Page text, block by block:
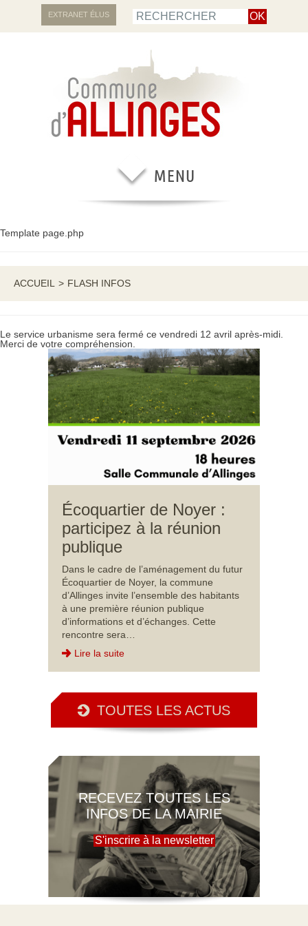
EXTRANET ÉLUS
Template page.php
ACCUEIL > FLASH INFOS
Le service urbanisme sera fermé ce vendredi 12 avril après-midi.
Merci de votre compréhension.
Écoquartier de Noyer :
participez à la réunion
publique
Dans le cadre de l’aménagement du futur
Écoquartier de Noyer, la commune
d’Allinges invite l’ensemble des habitants
à une première réunion publique
d’informations et d’échanges. Cette
rencontre sera…
Lire la suite
TOUTES LES ACTUS
RECEVEZ TOUTES LES
INFOS DE LA MAIRIE
S'inscrire à la newsletter